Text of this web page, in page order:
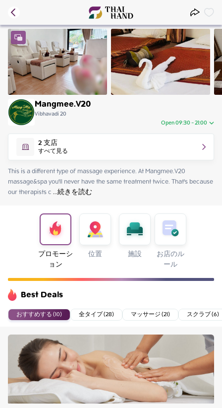
Mangmee.V20
Vibhavadi 20
Open 09:30 - 21:00
Friday 09:30 - 21:00
Saturday 09:30 - 21:00
Sunday 09:30 - 21:00
Monday 09:30 - 21:00
Tuesday 09:30 - 21:00
Wednesday
2支店
すべて見る
This is a different type of massage experience. At Mangmee.V20
massage&spa you'll never have the same treatment twice. That's because
our therapists c ...続きを読む
プロモーシ
ョン
位置 施設 お店のル
ール
Best Deals
おすすめする (10) 全タイプ (28) マッサージ (21) スクラブ (6)